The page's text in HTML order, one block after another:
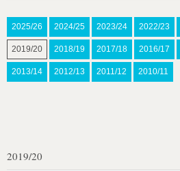
2025/26 2024/25 2023/24 2022/23
2019/20 2018/19 2017/18 2016/17
2013/14 2012/13 2011/12 2010/11
2019/20